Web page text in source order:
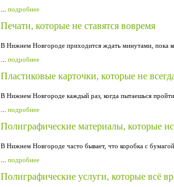
подробнее
Печати, которые не ставятся вовремя
В Нижнем Новгороде приходится ждать минутами, пока
подробнее
Пластиковые карточки, которые не
В Нижнем Новгороде каждый раз, когда пытаешься пройти
подробнее
Полиграфические материалы, которые
В Нижнем Новгороде часто бывает, что коробка с
подробнее
Полиграфические услуги, которые всё